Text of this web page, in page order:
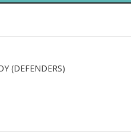
(DEFENDERS)